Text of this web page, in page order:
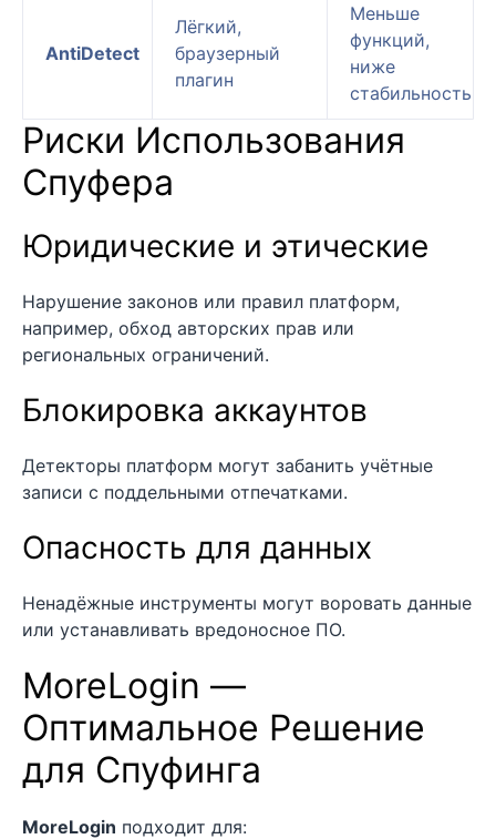
AntiDetect
Лёгкий,
браузерный
плагин
Меньше
функций,
ниже
стабильность
Риски Использования
Спуфера
Юридические и этические
Нарушение законов или правил платформ,
например, обход авторских прав или
региональных ограничений.
Блокировка аккаунтов
Детекторы платформ могут забанить учётные
записи с поддельными отпечатками.
Опасность для данных
Ненадёжные инструменты могут воровать данные
или устанавливать вредоносное ПО.
MoreLogin —
Оптимальное Решение
для Спуфинга
MoreLogin подходит для: